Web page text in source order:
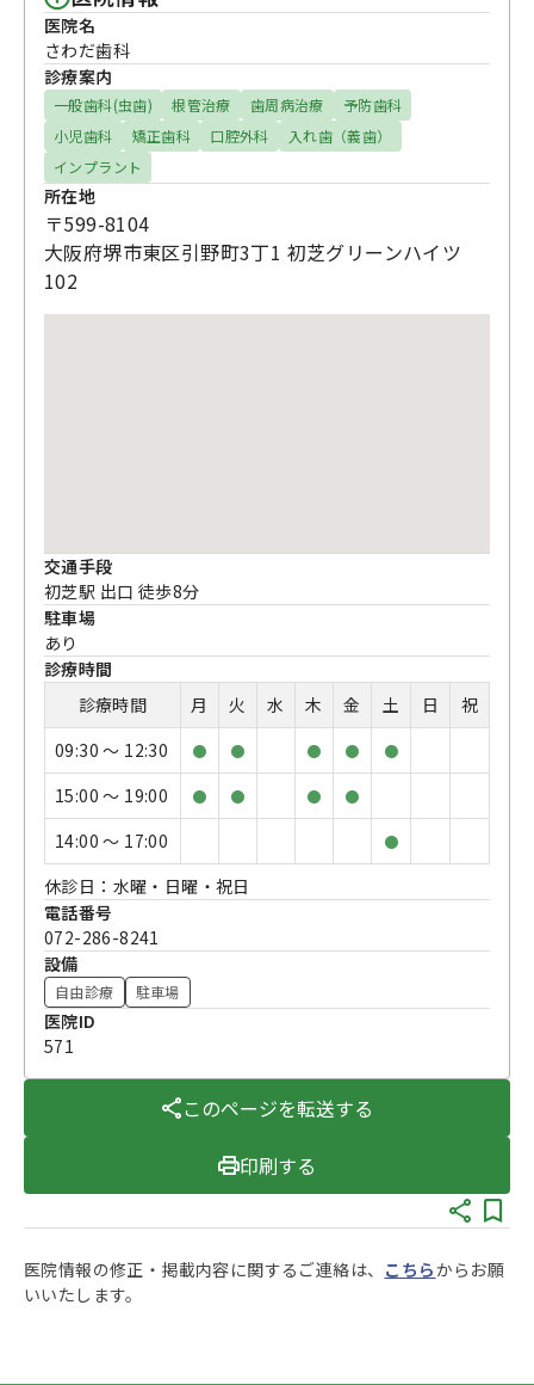
医院名
さわだ歯科
診療案内
一般歯科(虫歯) 根管治療 歯周病治療
予防歯科
小児歯科
矯正歯科 口腔外科
入れ歯（義歯）
インプラント
所在地
〒599-8104
大阪府堺市東区引野町3丁1 初芝グリーンハイツ
102
交通手段
初芝駅 出口 徒歩8分
駐車場
あり
診療時間
診療時間
月 火 水 木 金 土 日
祝
09:30 〜 12:30
● ● ● ● ●
15:00 〜 19:00 ● ● ● ●
14:00 〜 17:00 ●
休診日：水曜・日曜・祝日
電話番号
072-286-8241
設備
自由診療 駐車場
医院ID
571
このページを転送する
印刷する
医院情報の修正・掲載内容に関するご連絡は、 こちらからお願
いいたします。